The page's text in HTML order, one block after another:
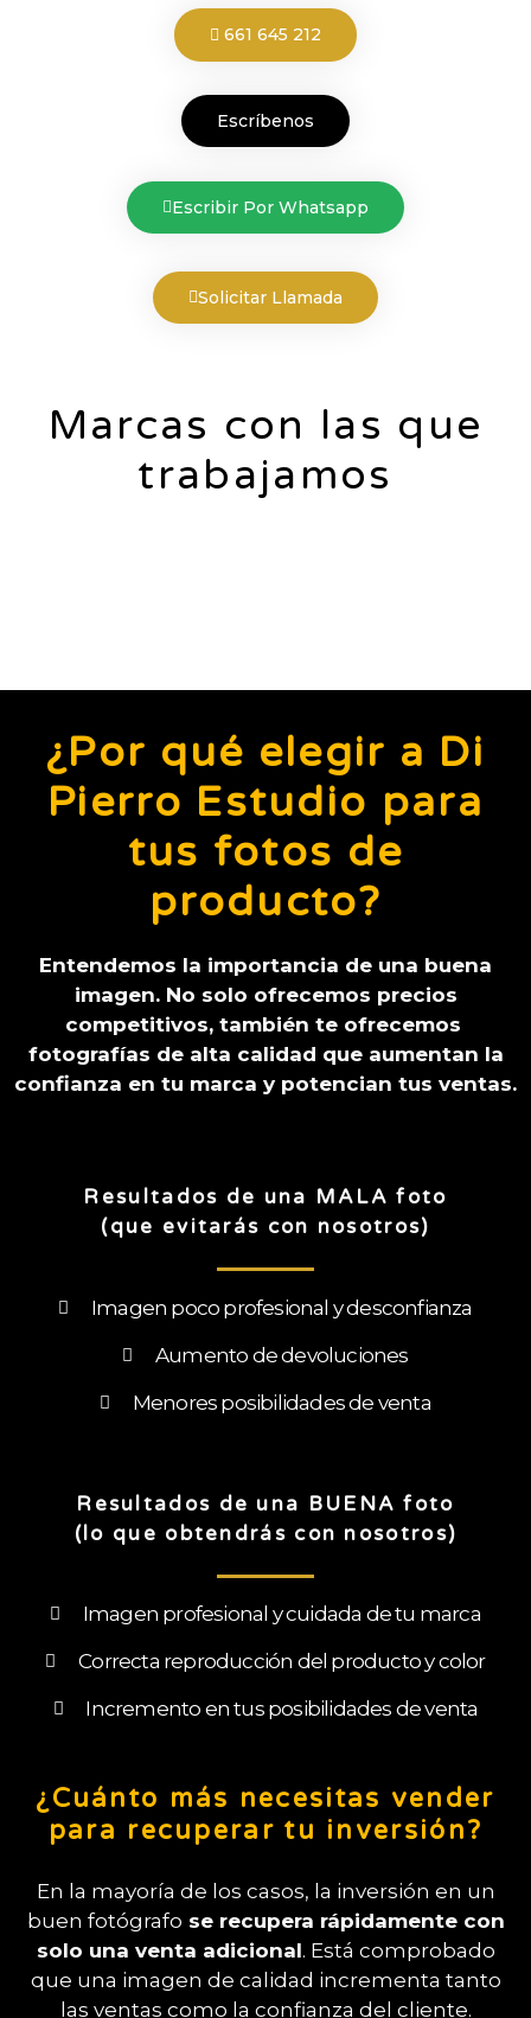
661 645 212
Escríbenos
Escribir Por Whatsapp
Solicitar Llamada
Marcas con las que
trabajamos
¿Por qué elegir a Di
Pierro Estudio para
tus fotos de
producto?
Entendemos la importancia de una buena
imagen. No solo ofrecemos precios
competitivos, también te ofrecemos
fotografías de alta calidad que aumentan la
confianza en tu marca y potencian tus ventas.
Resultados de una MALA foto
(que evitarás con nosotros)
Imagen poco profesional y desconfianza
Aumento de devoluciones
Menores posibilidades de venta
Resultados de una BUENA foto
(lo que obtendrás con nosotros)
Imagen profesional y cuidada de tu marca
Correcta reproducción del producto y color
Incremento en tus posibilidades de venta
¿Cuánto más necesitas vender
para recuperar tu inversión?
En la mayoría de los casos, la inversión en un
buen fotógrafo se recupera rápidamente con
solo una venta adicional. Está comprobado
que una imagen de calidad incrementa tanto
las ventas como la confianza del cliente.